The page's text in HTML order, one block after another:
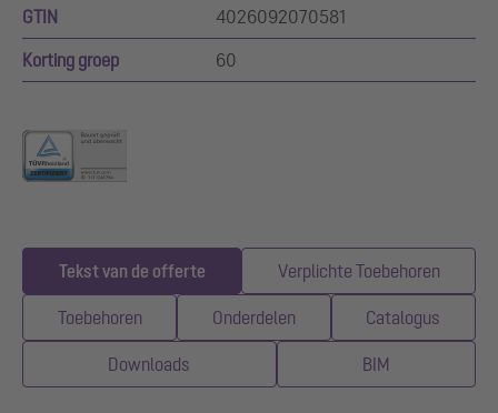
GTIN 4026092070581
Korting groep 60
Tekst van de offerte Verplichte Toebehoren
Toebehoren Onderdelen Catalogus
Downloads BIM